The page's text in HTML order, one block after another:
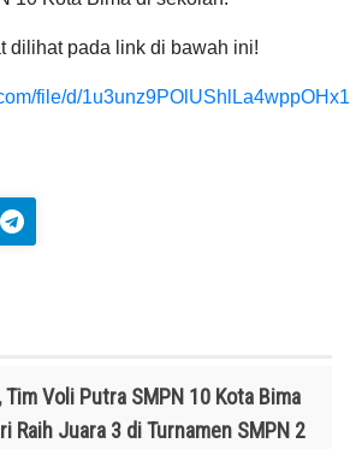
dilihat pada link di bawah ini!
file/d/
Tim Voli Putra SMPN 10 Kota Bima
Raih Juara 3 di Turnamen SMPN 2